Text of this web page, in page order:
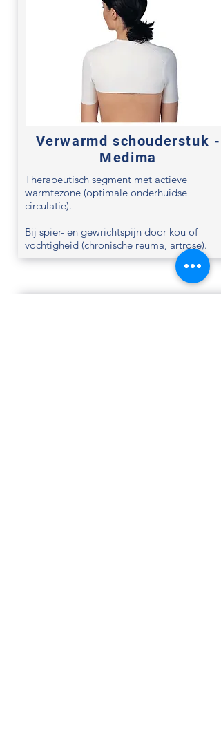
Verwarmd schouderstuk -
Medima
Therapeutisch segment met actieve
warmtezone (optimale onderhuidse
circulatie).
Bij spier- en gewrichtspijn door kou of
vochtigheid (chronische reuma, artrose).